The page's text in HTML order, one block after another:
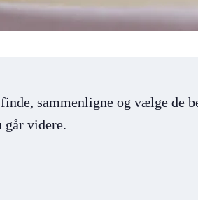
sammenligne og vælge de
går videre.